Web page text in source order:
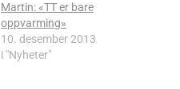
Martin: «TT er bare
oppvarming»
10. desember 2013
i "Nyheter"